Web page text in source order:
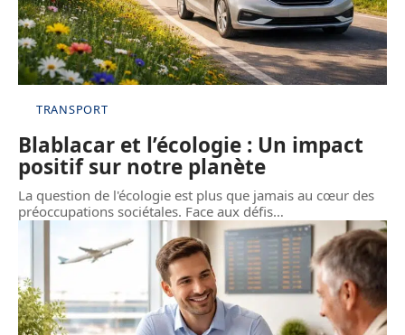
TRANSPORT
Blablacar et l’écologie : Un impact
positif sur notre planète
La question de l'écologie est plus que jamais au cœur des
préoccupations sociétales. Face aux défis…